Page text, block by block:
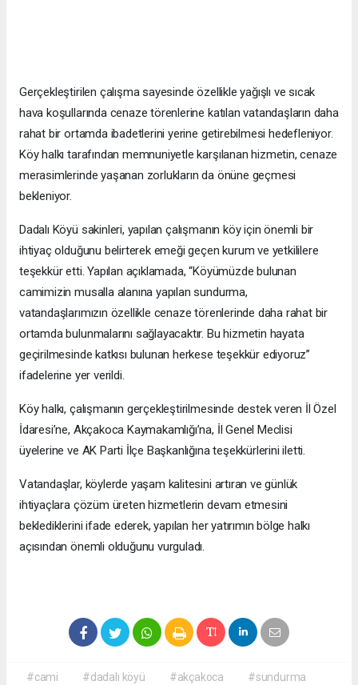
Gerçekleştirilen çalışma sayesinde özellikle yağışlı ve sıcak
hava koşullarında cenaze törenlerine katılan vatandaşların daha
rahat bir ortamda ibadetlerini yerine getirebilmesi hedefleniyor.
Köy halkı tarafından memnuniyetle karşılanan hizmetin, cenaze
merasimlerinde yaşanan zorlukların da önüne geçmesi
bekleniyor.
Dadalı Köyü sakinleri, yapılan çalışmanın köy için önemli bir
ihtiyaç olduğunu belirterek emeği geçen kurum ve yetkililere
teşekkür etti. Yapılan açıklamada, “Köyümüzde bulunan
camimizin musalla alanına yapılan sundurma,
vatandaşlarımızın özellikle cenaze törenlerinde daha rahat bir
ortamda bulunmalarını sağlayacaktır. Bu hizmetin hayata
geçirilmesinde katkısı bulunan herkese teşekkür ediyoruz”
ifadelerine yer verildi.
Köy halkı, çalışmanın gerçekleştirilmesinde destek veren İl Özel
İdaresi’ne, Akçakoca Kaymakamlığı’na, İl Genel Meclisi
üyelerine ve AK Parti İlçe Başkanlığına teşekkürlerini iletti.
Vatandaşlar, köylerde yaşam kalitesini artıran ve günlük
ihtiyaçlara çözüm üreten hizmetlerin devam etmesini
beklediklerini ifade ederek, yapılan her yatırımın bölge halkı
açısından önemli olduğunu vurguladı.
#cami #dadalı köyü #akçakoca #sundurma